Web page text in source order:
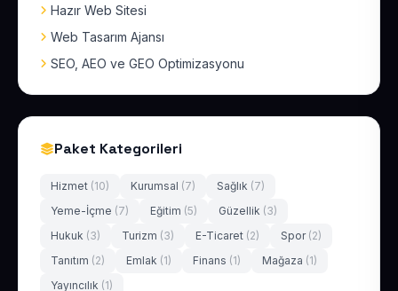
Hazır Web Sitesi
Web Tasarım Ajansı
SEO, AEO ve GEO Optimizasyonu
Paket Kategorileri
Hizmet (10) Kurumsal (7) Sağlık (7)
Yeme-İçme (7) Eğitim (5) Güzellik (3)
Hukuk (3) Turizm (3) E-Ticaret (2) Spor (2)
Tanıtım (2) Emlak (1) Finans (1) Mağaza (1)
Yayıncılık (1)